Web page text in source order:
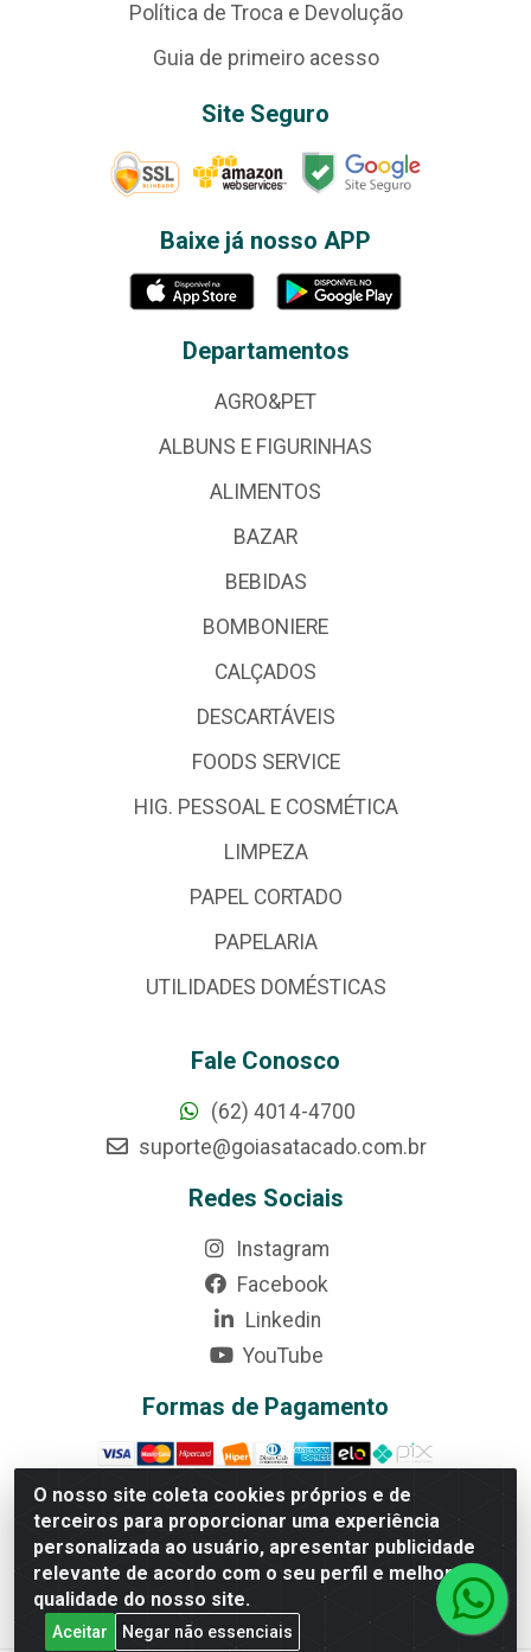
O nosso site coleta cookies próprios e de
terceiros para proporcionar uma experiência
personalizada ao usuário, apresentar publicidade
relevante de acordo com o seu perfil e melhorar a
qualidade do nosso site.
Aceitar Negar não essenciais
Política de Troca e Devolução
Guia de primeiro acesso
Site Seguro
Baixe já nosso APP
Departamentos
AGRO&PET
ALBUNS E FIGURINHAS
ALIMENTOS
BAZAR
BEBIDAS
BOMBONIERE
CALÇADOS
DESCARTÁVEIS
FOODS SERVICE
HIG. PESSOAL E COSMÉTICA
LIMPEZA
PAPEL CORTADO
PAPELARIA
UTILIDADES DOMÉSTICAS
Fale Conosco
(62) 4014-4700
suporte@goiasatacado.com.br
Redes Sociais
Instagram
Facebook
Linkedin
YouTube
Formas de Pagamento
Rede Brasil - Avenida Universitária, nº 3860, Jardim das
Américas II Etapa - Anápolis/GO - CEP 75070-415 -
CNPJ 07.728.073/0002-24